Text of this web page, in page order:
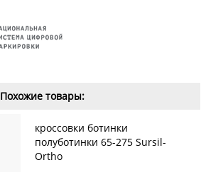
Похожие товары:
кроссовки ботинки
полуботинки 65-275 Sursil-
Ortho